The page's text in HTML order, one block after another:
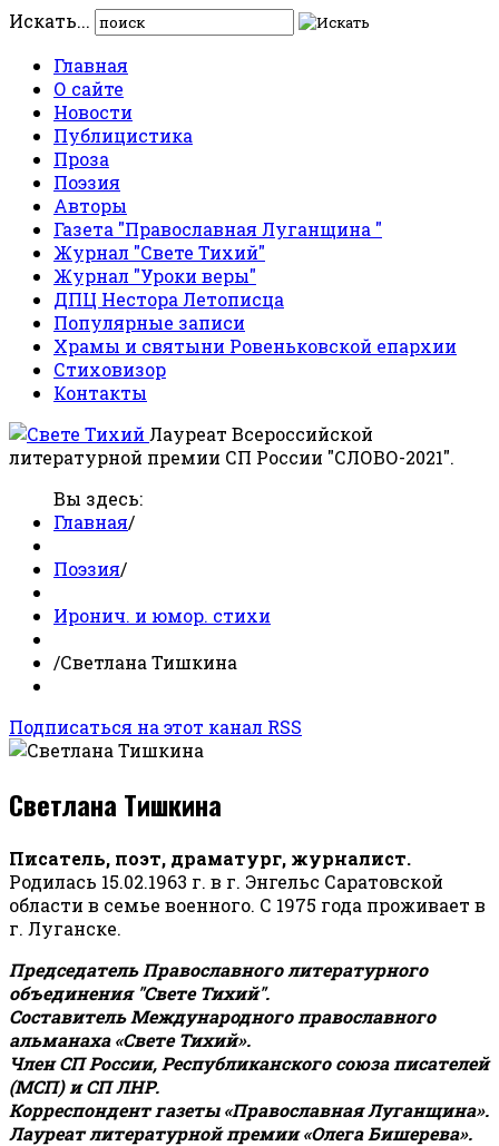
Искать...
Главная
О сайте
Новости
Публицистика
Проза
Поэзия
Авторы
Газета "Православная Луганщина "
Журнал "Свете Тихий"
Журнал "Уроки веры"
ДПЦ Нестора Летописца
Популярные записи
Храмы и святыни Ровеньковской епархии
Стиховизор
Контакты
Лауреат Всероссийской
литературной премии СП России "СЛОВО-2021".
Вы здесь:
Главная/
Поэзия/
Иронич. и юмор. стихи
/Светлана Тишкина
Подписаться на этот канал RSS
Светлана Тишкина
Писатель, поэт, драматург, журналист.
Родилась 15.02.1963 г. в г. Энгельс Саратовской
области в семье военного. С 1975 года проживает в
г. Луганске.
Председатель Православного литературного
объединения "Свете Тихий".
Составитель Международного православного
альманаха «Свете Тихий».
Член СП России, Республиканского союза писателей
(МСП) и СП ЛНР.
Корреспондент газеты «Православная Луганщина».
Лауреат литературной премии «Олега Бишерева».